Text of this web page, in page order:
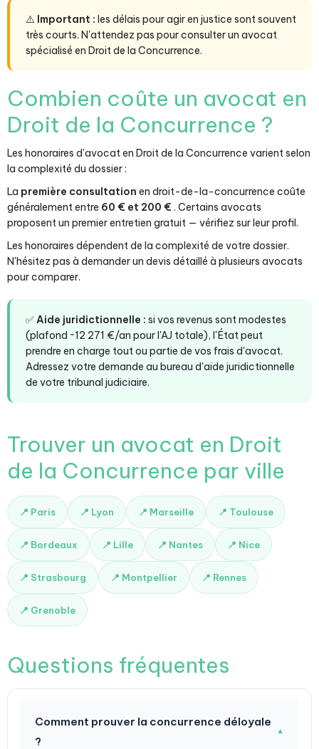
⚠️ Important : les délais pour agir en justice sont souvent
très courts. N'attendez pas pour consulter un avocat
spécialisé en Droit de la Concurrence.
Combien coûte un avocat en
Droit de la Concurrence ?
Les honoraires d'avocat en Droit de la Concurrence varient selon
la complexité du dossier :
La première consultation en droit-de-la-concurrence coûte
généralement entre 60 € et 200 € . Certains avocats
proposent un premier entretien gratuit — vérifiez sur leur profil.
Les honoraires dépendent de la complexité de votre dossier.
N'hésitez pas à demander un devis détaillé à plusieurs avocats
pour comparer.
✅Aide juridictionnelle : si vos revenus sont modestes
(plafond ~12 271 €/an pour l'AJ totale), l'État peut
prendre en charge tout ou partie de vos frais d'avocat.
Adressez votre demande au bureau d'aide juridictionnelle
de votre tribunal judiciaire.
Trouver un avocat en Droit
de la Concurrence par ville
📍 Paris 📍 Lyon 📍 Marseille 📍 Toulouse
📍 Bordeaux 📍 Lille 📍 Nantes 📍 Nice
📍 Strasbourg 📍 Montpellier 📍 Rennes
📍 Grenoble
Questions fréquentes
Comment prouver la concurrence déloyale
?
▼